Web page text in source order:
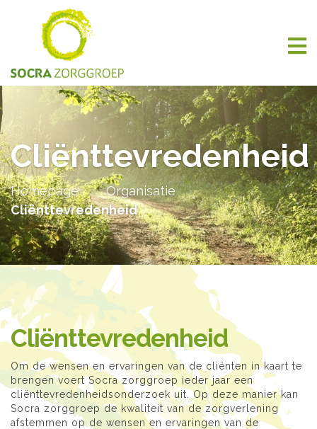
Cliënttevredenheid
Homepage > Organisatie
>
Cliënttevredenheid
Cliënttevredenheid
Om de wensen en ervaringen van de cliënten in kaart te
brengen voert Socra zorggroep ieder jaar een
cliënttevredenheidsonderzoek uit. Op deze manier kan
Socra zorggroep de kwaliteit van de zorgverlening
afstemmen op de wensen en ervaringen van de